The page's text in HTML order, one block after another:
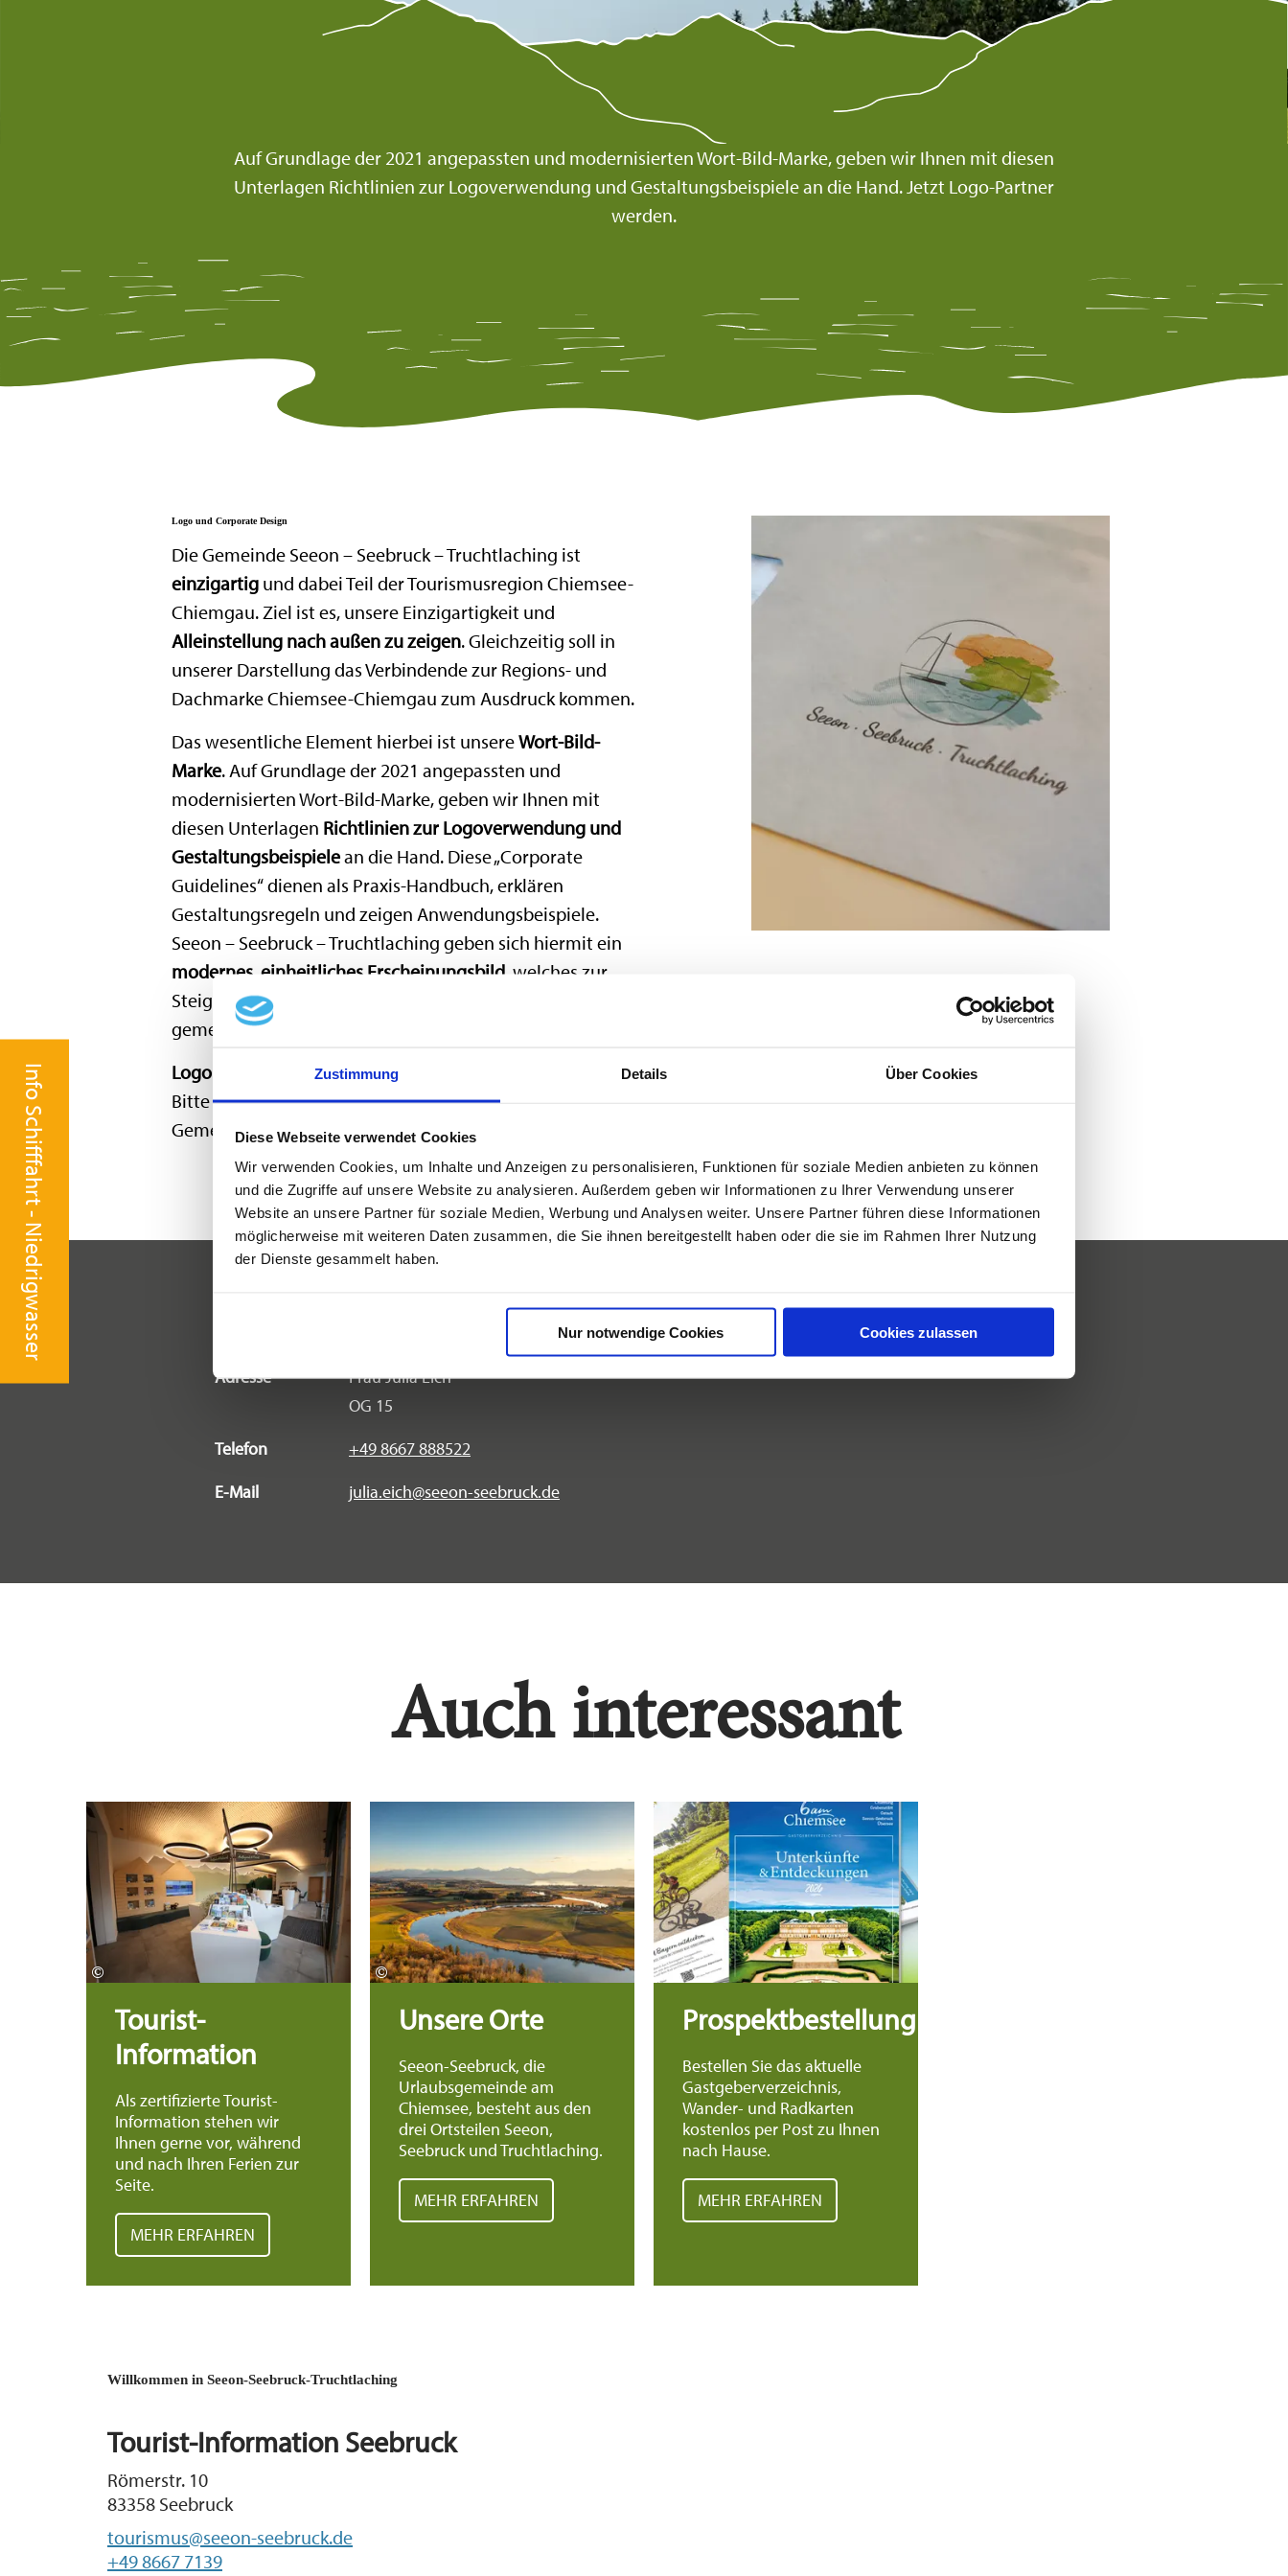
Zustimmung Details Über Cookies
Diese Webseite verwendet Cookies
Wir verwenden Cookies, um Inhalte und Anzeigen zu personalisieren, Funktionen für soziale Medien anbieten zu können
und die Zugriffe auf unsere Website zu analysieren. Außerdem geben wir Informationen zu Ihrer Verwendung unserer
Website an unsere Partner für soziale Medien, Werbung und Analysen weiter. Unsere Partner führen diese Informationen
möglicherweise mit weiteren Daten zusammen, die Sie ihnen bereitgestellt haben oder die sie im Rahmen Ihrer Nutzung
der Dienste gesammelt haben.
Nur notwendige Cookies Cookies zulassen
Info Schifffahrt - Niedrigwasser
Auf Grundlage der 2021 angepassten und modernisierten Wort-Bild-Marke, geben wir Ihnen mit diesen
Unterlagen Richtlinien zur Logoverwendung und Gestaltungsbeispiele an die Hand. Jetzt Logo-Partner
werden.
Logo und Corporate Design
Die Gemeinde Seeon – Seebruck – Truchtlaching ist
einzigartig und dabei Teil der Tourismusregion Chiemsee-
Chiemgau. Ziel ist es, unsere Einzigartigkeit und
Alleinstellung nach außen zu zeigen. Gleichzeitig soll in
unserer Darstellung das Verbindende zur Regions- und
Dachmarke Chiemsee-Chiemgau zum Ausdruck kommen.
Das wesentliche Element hierbei ist unsereWort-Bild-
Marke. Auf Grundlage der 2021 angepassten und
modernisierten Wort-Bild-Marke, geben wir Ihnen mit
diesen Unterlagen Richtlinien zur Logoverwendung und
Gestaltungsbeispielean die Hand. Diese „Corporate
Guidelines“ dienen als Praxis-Handbuch, erklären
Gestaltungsregeln und zeigen Anwendungsbeispiele.
Seeon – Seebruck – Truchtlaching geben sich hiermit ein
modernes, einheitliches Erscheinungsbild, welches zur
Steigerung der Markenbekanntheit und Festigung einer
gemeinsamen Identität beiträgt.
Logopartner werden:
Bitte wenden Sie sich bei Anfragen zum Logo der
Gemeinde Seeon-Seebruck an die Pressestelle.
Adresse
Frau Julia Eich
OG 15
Telefon
+49 8667 888522
E-Mail
julia.eich@seeon-seebruck.de
Auch interessant
©
Tourist-
Information
Als zertifizierte Tourist-
Information stehen wir
Ihnen gerne vor, während
und nach Ihren Ferien zur
Seite.
MEHR ERFAHREN
©
Unsere Orte
Seeon-Seebruck, die
Urlaubsgemeinde am
Chiemsee, besteht aus den
drei Ortsteilen Seeon,
Seebruck und Truchtlaching.
Mehr erfahren
MEHR ERFAHREN
Prospektbestellung
Bestellen Sie das aktuelle
Gastgeberverzeichnis,
Wander- und Radkarten
kostenlos per Post zu Ihnen
nach Hause.
MEHR ERFAHREN
Willkommen in Seeon-Seebruck-Truchtlaching
Tourist-Information Seebruck
Römerstr. 10
83358 Seebruck
tourismus@seeon-seebruck.de
+49 8667 7139